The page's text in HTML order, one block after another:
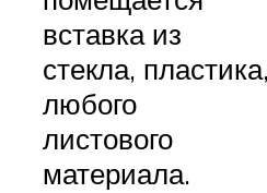
вставка из
стекла,
любого
листового
материала.